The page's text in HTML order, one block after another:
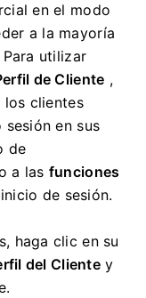
en el modo
a la mayoría
Para utilizar
de Cliente ,
los clientes
en sus
de
a las funciones
de sesión.
haga clic en su
del Cliente y